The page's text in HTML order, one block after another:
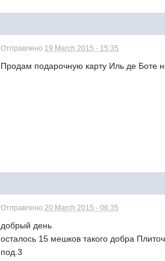
Отправлено 19 March 2015 - 15:35
Продам подарочную карту Иль де Боте
Отправлено20 March 2015 - 06:35
добрый день
осталось 15 мешков такого добра
под.3